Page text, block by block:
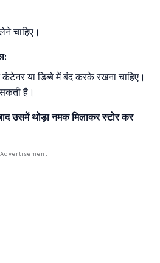
चाहिए।
या डिब्बे में बंद करके रखना चाहिए।
है।
उसमें थोड़ा नमक मिलाकर स्टोर कर